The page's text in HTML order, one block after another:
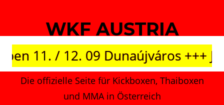
springen
WKF AUSTRIA
/ 12. 09 Dunaújváros +++ Japan
Die offizielle Seite für Kickboxen, Thaiboxen
und MMA in Österreich